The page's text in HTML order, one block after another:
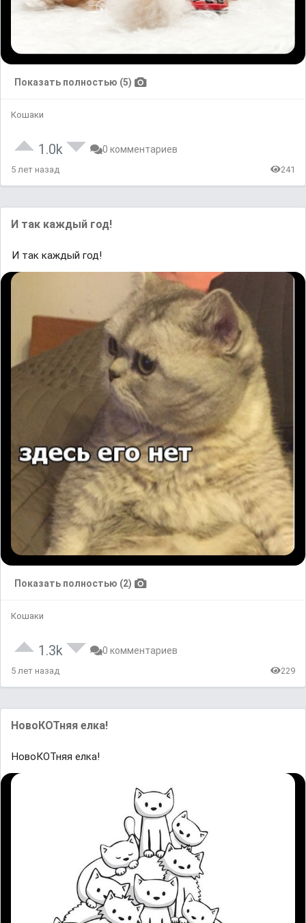
Показать полностью (5)
Кошаки
1.0k 0 комментариев
5 лет назад 241
И так каждый год!
И так каждый год!
Показать полностью (2)
Кошаки
1.3k 0 комментариев
5 лет назад 229
НовоКОТняя елка!
НовоКОТняя елка!